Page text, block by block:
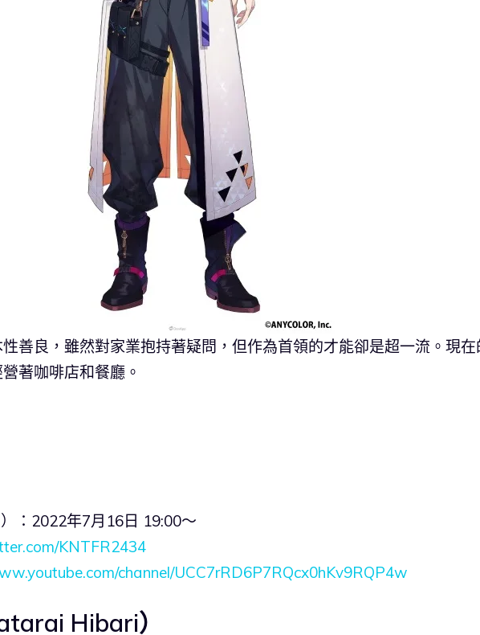
善良，雖然對家業抱持著疑問，但作為首領的才能卻是超一流。現在
著咖啡店和餐廳。
：2022年7月16日 19:00〜
KNTFR2434
channel/UCC7rRD6P7RQcx0hKv9RQP4w
Hibari）